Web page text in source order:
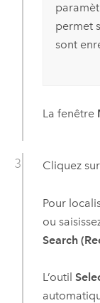
permet
sont
La fenêtre
Cliquez sur
Pour
ou
Search
L’outil